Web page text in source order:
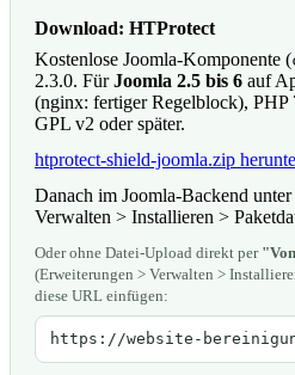
Download: HTProtect
Kostenlose Joomla-Komponente (
2.3.0. FürJoomla 2.5 bis 6 auf
(nginx: fertiger Regelblock),
GPL v2 oder später.
htprotect-shield-joomla.zip
Danach im Joomla-Backend
Verwalten > Installieren >
Oder ohne Datei-Upload direkt per
(Erweiterungen > Verwalten >
diese URL einfügen: